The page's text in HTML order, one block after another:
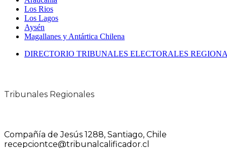
Los Rios
Los Lagos
Aysén
Magallanes y Antártica Chilena
DIRECTORIO TRIBUNALES ELECTORALES
Tribunales Regionales
Compañía de Jesús 1288, Santiago, Chile
recepciontce@tribunalcalificador.cl